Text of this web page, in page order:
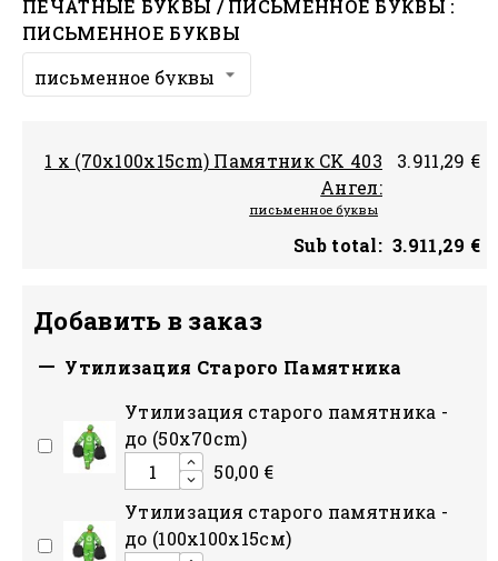
ПЕЧАТНЫЕ БУКВЫ / ПИСЬМЕННОЕ БУКВЫ :
ПИСЬМЕННОЕ БУКВЫ
1 x (70x100x15cm) Памятник CK 403
Ангел:
письменное буквы
3.911,29 €
Sub total: 3.911,29 €
Добавить в заказ
 Утилизация Старого Памятника
Утилизация старого памятника -
до (50x70cm)
50,00 €
Утилизация старого памятника -
до (100х100х15см)